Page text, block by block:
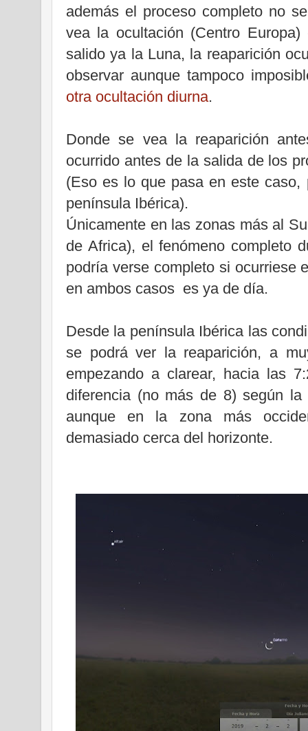
además el proceso completo no
vea la ocultación (Centro
salido ya la Luna, la reaparición
observar aunque tampoco
otra ocultación diurna.
Donde se vea la reaparición
ocurrido antes de la salida de los
(Eso es lo que pasa en este
península Ibérica).
Únicamente en las zonas más al
de Africa), el fenómeno completo
podría verse completo si ocurriese
en ambos casos es ya de día.
Desde la península Ibérica las
se podrá ver la reaparición, a
empezando a clarear, hacia las
diferencia (no más de 8) según
aunque en la zona más
demasiado cerca del horizonte.